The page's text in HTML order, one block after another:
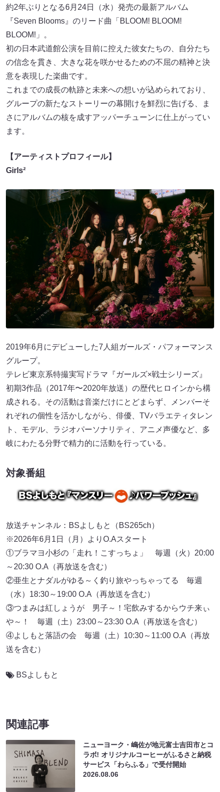
約2年ぶりとなる6月24日（水）発売の最新アルバム
『Seven Blooms』のリード曲「BLOOM! BLOOM!
BLOOM!」。
初の日本武道館公演を目前に控えた彼女たちの、自分たち
の信念を貫き、大きな花を咲かせるための不屈の精神と決
意を表現した楽曲です。
これまでの成長の軌跡と未来への想いが込められており、
グループの新たなストーリーの幕開けを鮮烈に告げる、ま
さにアルバムの核を成すアッパーチューンに仕上がってい
ます。
【アーティストプロフィール】
Girls²
2019年6月にデビューした7人組ガールズ・パフォーマンス
グループ。
テレビ東京系特撮実写ドラマ『ガールズ×戦士シリーズ』
初期3作品（2017年〜2020年放送）の歴代ヒロインから構
成される。その活動は音楽だけにとどまらず、メンバーそ
れぞれの個性を活かしながら、俳優、TVバラエティタレン
ト、モデル、ラジオパーソナリティ、アニメ声優など、多
岐にわたる分野で精力的に活動を行っている。
対象番組
放送チャンネル：BSよしもと（BS265ch）
※2026年6月1日（月）よりO.Aスタート
①ブラマヨ小杉の「走れ！こすっちょ」 毎週（火）20:00
～20:30 O.A（再放送を含む）
②亜生とナダルがゆる～く釣り旅やっちゃってる 毎週
（水）18:30～19:00 O.A（再放送を含む）
③つまみは紅しょうが 男子～！宅飲みするからウチ来ぃ
や～！ 毎週（土）23:00～23:30 O.A（再放送を含む）
④よしもと落語の会 毎週（土）10:30～11:00 O.A（再放
送を含む）
BSよしもと
関連記事
ニューヨーク・嶋佐が地元富士吉田市とコ
ラボ! オリジナルコーヒーがふるさと納税
サービス「わらふる」で受付開始
2026.08.06